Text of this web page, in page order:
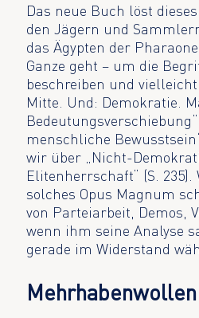
Das neue Buch löst
den Jägern und
das Ägypten der
Ganze geht – um die
beschreiben und
Mitte. Und: Demokratie.
menschliche
wir über „Nicht-
Elitenherrschaft“ (S.
solches Opus Magnum
von Parteiarbeit, Demos,
wenn ihm seine Analyse
gerade im Widerstand